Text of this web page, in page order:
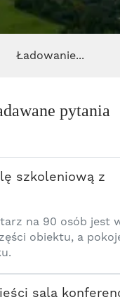
Ładowanie...
pytania
szkoleniową z
na 90 osób jest
obiektu, a
sala